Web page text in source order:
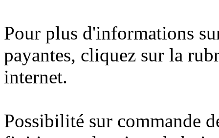
Pour plus d'informations
payantes, cliquez sur la
internet.
Possibilité sur commande